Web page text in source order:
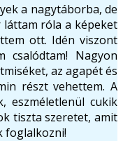
a nagytáborba, de
róla a képeket
ott. Idén viszont
csalódtam! Nagyon
az agapét és
részt vehettem. A
eszméletlenül cukik
tiszta szeretet, amit
foglalkozni!